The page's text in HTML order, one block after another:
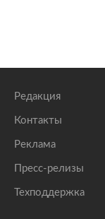
Редакция
Контакты
Реклама
Пресс-релизы
Техподдержка